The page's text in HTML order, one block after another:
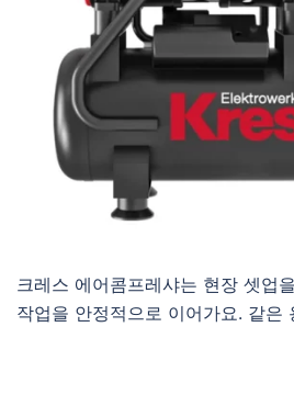
크레스 에어콤프레샤는 현장 셋업
작업을 안정적으로 이어가요. 같